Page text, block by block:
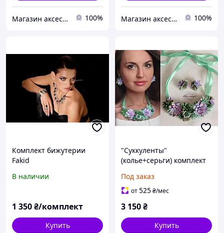
Магазин аксессуаров Silver Taurus. 100% Магазин аксессуаров Silver Taurus. 100%
Комплект бижутерии
Fakid
В наличии
1 350₴/комплект
Купить
"Суккуленты"
(колье+серьги) комплект
полимерной глины.
Подарок девушке
Под заказ
от525₴/мес
3 150₴
Купить